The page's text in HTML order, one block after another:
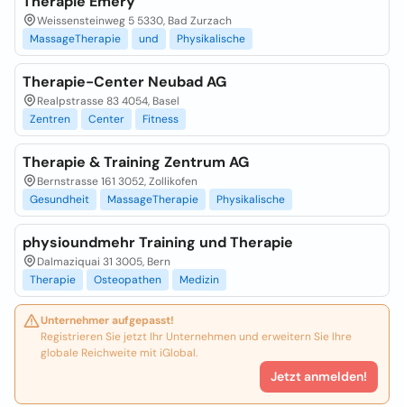
Weissensteinweg 5 5330, Bad Zurzach
MassageTherapie
und Physikalische
Therapie-Center Neubad AG
Realpstrasse 83 4054, Basel
Zentren
Center Fitness
Therapie & Training Zentrum AG
Bernstrasse 161 3052, Zollikofen
Gesundheit
MassageTherapie Physikalische
physioundmehr Training und Therapie
Dalmaziquai 31 3005, Bern
Therapie
Osteopathen Medizin
Unternehmer aufgepasst!
Registrieren Sie jetzt Ihr Unternehmen und erweitern Sie Ihre
globale Reichweite mit iGlobal.
Jetzt anmelden!